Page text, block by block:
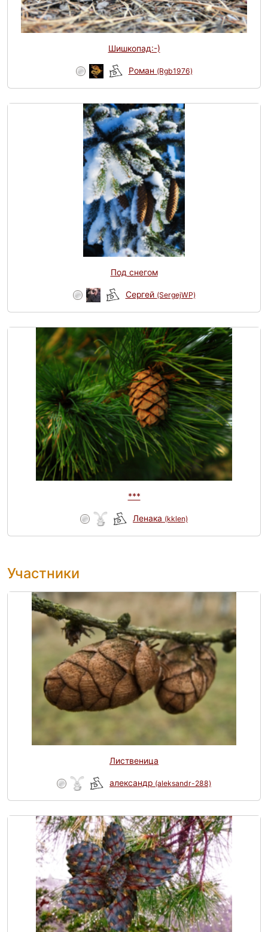
Шишкопад:-)
Роман (Rgb1976)
Под снегом
Сергей (SergejWP)
***
Ленака (kklen)
Участники
Лиственица
александр (aleksandr-288)